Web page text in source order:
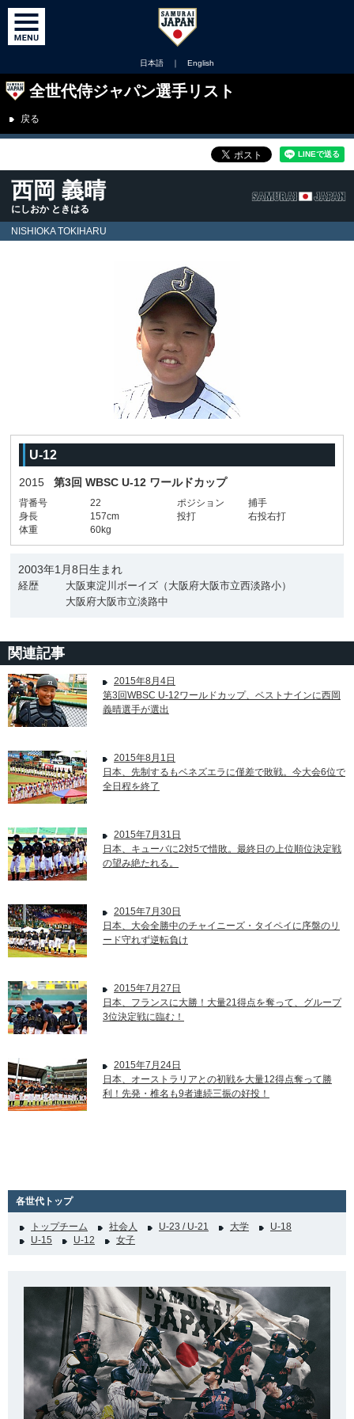
日本語 ｜ English
全世代侍ジャパン選手リスト
戻る
西岡 義晴
にしおか ときはる
NISHIOKA TOKIHARU
U-12
2015 第3回 WBSC U-12 ワールドカップ
背番号 22 ポジション
捕手
身長
157cm 投打
右投右打
体重
60kg
2003年1月8日生まれ
経歴
大阪東淀川ボーイズ（大阪府大阪市立西淡路小）
大阪府大阪市立淡路中
関連記事
2015年8月4日
第3回WBSC U-12ワールドカップ、ベストナインに西岡
義晴選手が選出
2015年8月1日
日本、先制するもベネズエラに僅差で敗戦。今大会6位で
全日程を終了
2015年7月31日
日本、キューバに2対5で惜敗。最終日の上位順位決定戦
の望み絶たれる。
2015年7月30日
日本、大会全勝中のチャイニーズ・タイペイに序盤のリ
ード守れず逆転負け
2015年7月27日
日本、フランスに大勝！大量21得点を奪って、グループ
3位決定戦に臨む！
2015年7月24日
日本、オーストラリアとの初戦を大量12得点奪って勝
利！先発・椎名も9者連続三振の好投！
各世代トップ
トップチーム 社会人 U-23 / U-21 大学
U-18
U-15
U-12 女子